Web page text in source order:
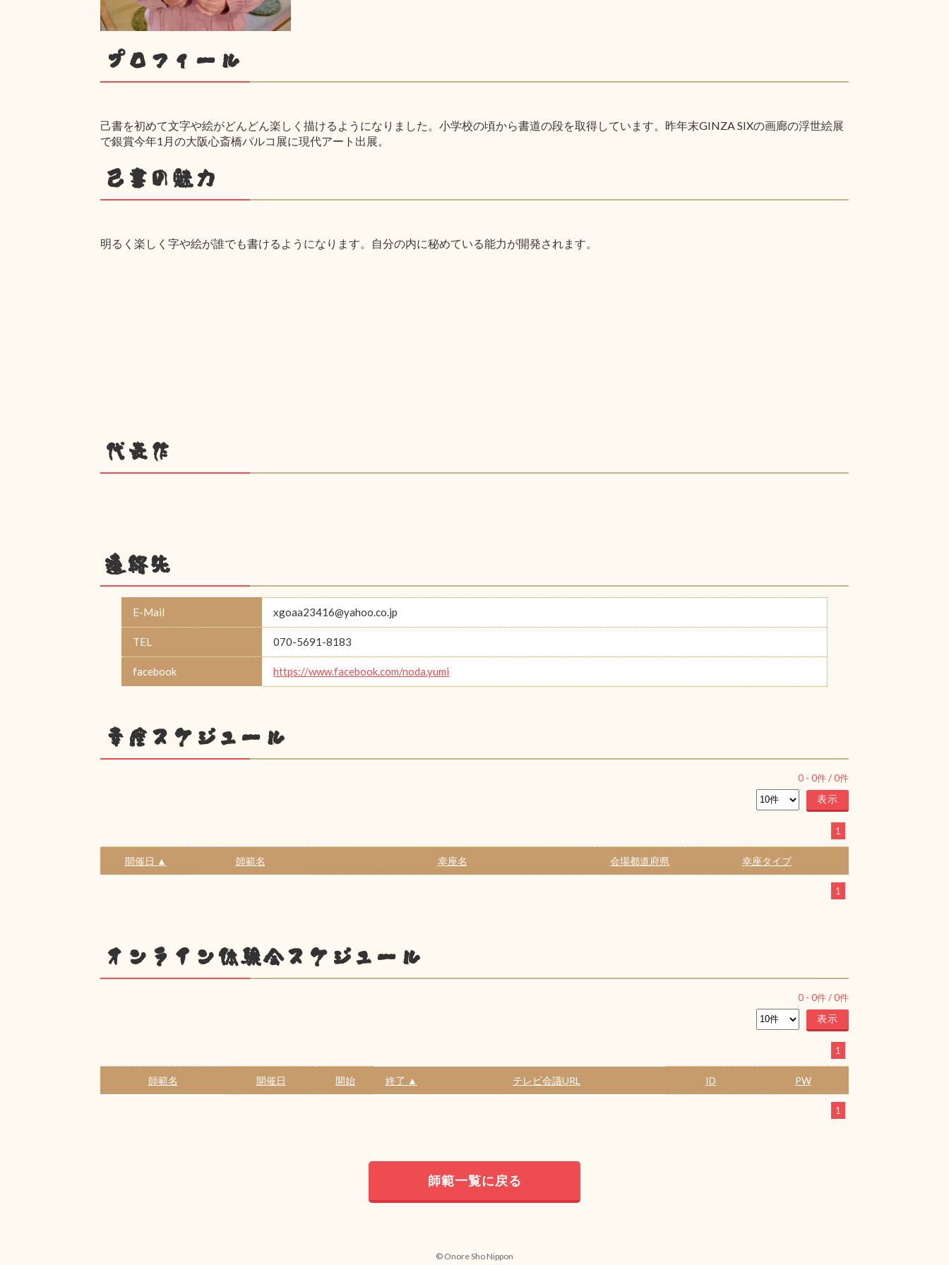
プロフィール
己書を初めて文字や絵がどんどん楽しく描けるようになりました。小学校の頃から書道の段を取得しています。昨年末GINZA SIXの画廊の浮世絵展
で銀賞今年1月の大阪心斎橋パルコ展に現代アート出展。
己書の魅力
明るく楽しく字や絵が誰でも書けるようになります。自分の内に秘めている能力が開発されます。
代表作
連絡先
E-Mail xgoaa23416@yahoo.co.jp
TEL 070-5691-8183
facebook https://www.facebook.com/noda.yumi
幸座スケジュール
0 - 0件 /0件
1
開催日 ▲ 師範名 幸座名 会場都道府県 幸座タイプ
1
オンライン体験会スケジュール
0 - 0件 /0件
1
師範名 開催日 開始 終了 ▲ テレビ会議URL ID PW
1
師範一覧に戻る
© Onore Sho Nippon